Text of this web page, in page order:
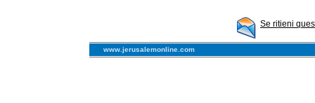
Se ritieni
www.jerusalemonline.com